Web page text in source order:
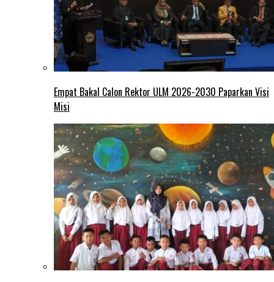
Empat Bakal Calon Rektor ULM 2026-2030 Paparkan Visi
Misi